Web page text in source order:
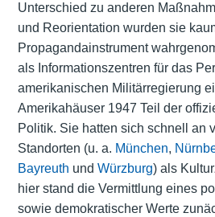
Unterschied zu anderen
und Reorientation wurden sie
Propagandainstrument
als Informationszentren für das
amerikanischen Militärregierung
Amerikahäuser 1947 Teil der
Politik. Sie hatten sich schnell an
Standorten (u. a. München,
Bayreuth und Würzburg) als
hier stand die Vermittlung eines
sowie demokratischer Werte